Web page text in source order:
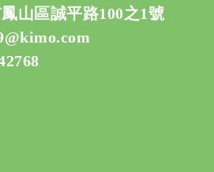
山區誠平路100之1號